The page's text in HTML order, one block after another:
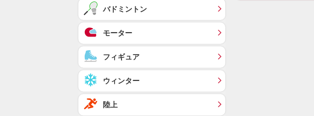
バドミントン
モーター
フィギュア
ウィンター
陸上